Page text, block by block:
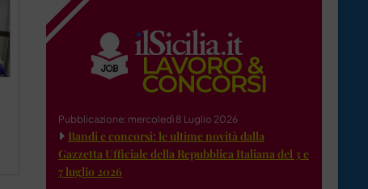
Pubblicazione: mercoledì 8 Luglio 2026
Bandi e concorsi: le ultime novità dalla
Gazzetta Ufficiale della Repubblica Italiana del 3 e
7 luglio 2026